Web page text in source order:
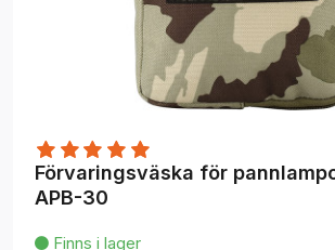
 Finns i lager
Förvaringsväska för
APB-30